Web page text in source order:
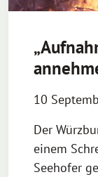
10
Der
einem
Seehofer